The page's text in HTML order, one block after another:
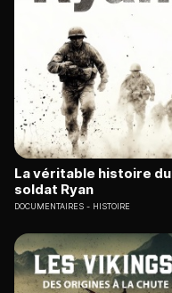
La véritable histoire du
soldat Ryan
DOCUMENTAIRES HISTOIRE